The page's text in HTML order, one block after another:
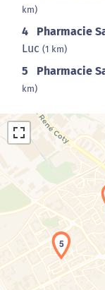
km)
4 Pharmacie
Luc (1 km)
5 Pharmacie
km)
5